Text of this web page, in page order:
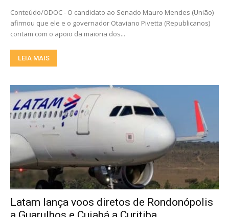
Conteúdo/ODOC - O candidato ao Senado Mauro Mendes (União)
afirmou que ele e o governador Otaviano Pivetta (Republicanos)
contam com o apoio da maioria dos...
LEIA MAIS
Latam lança voos diretos de Rondonópolis